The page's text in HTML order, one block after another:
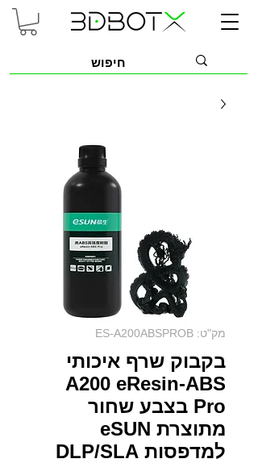
מק"ט: ES-A200ABSPROB
בקבוק שרף איכותי
A200 eResin-ABS
Pro בצבע שחור
מתוצרת eSUN
למדפסות DLP/SLA